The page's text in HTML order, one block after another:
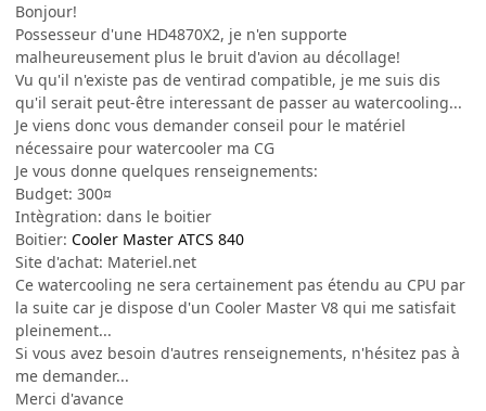
Bonjour!
Possesseur d'une HD4870X2, je n'en supporte
malheureusement plus le bruit d'avion au décollage!
Vu qu'il n'existe pas de ventirad compatible, je me suis dis
qu'il serait peut-être interessant de passer au watercooling...
Je viens donc vous demander conseil pour le matériel
nécessaire pour watercooler ma CG
Je vous donne quelques renseignements:
Budget: 300¤
Intègration: dans le boitier
Boitier: Cooler Master ATCS 840
Site d'achat: Materiel.net
Ce watercooling ne sera certainement pas étendu au CPU par
la suite car je dispose d'un Cooler Master V8 qui me satisfait
pleinement...
Si vous avez besoin d'autres renseignements, n'hésitez pas à
me demander...
Merci d'avance